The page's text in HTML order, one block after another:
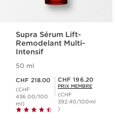
Supra Sérum Lift-
Remodelant Multi-
Intensif
50 ml
CHF 218.00
(CHF
436.00/100
ml)
Prix Sérénité CHF 196.20
CHF 196.20
PRIX MEMBRE
(CHF
392.40/100ml
)